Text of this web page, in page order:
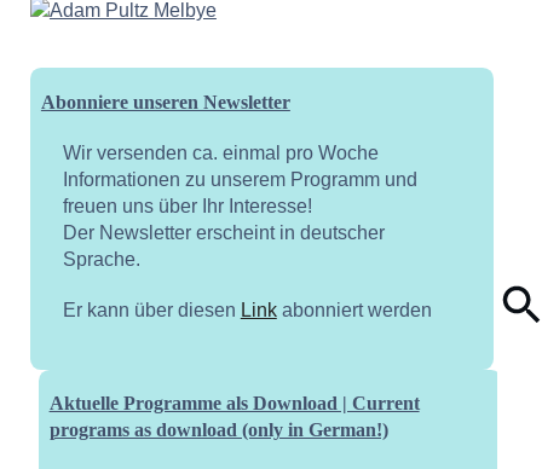
Abonniere unseren Newsletter
Wir versenden ca. einmal pro Woche
Informationen zu unserem Programm und
freuen uns über Ihr Interesse!
Der Newsletter erscheint in deutscher
Sprache.
Er kann über diesen Linkabonniert werden
Aktuelle Programme als Download | Current
programs as download (only in German!)